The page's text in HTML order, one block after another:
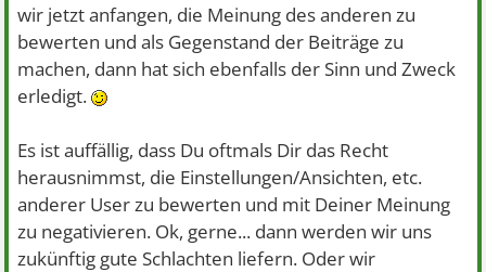
wir jetzt anfangen, die Meinung des anderen zu
bewerten und als Gegenstand der Beiträge zu
machen, dann hat sich ebenfalls der Sinn und Zweck
erledigt.
Es ist auffällig, dass Du oftmals Dir das Recht
herausnimmst, die Einstellungen/Ansichten, etc.
anderer User zu bewerten und mit Deiner Meinung
zu negativieren. Ok, gerne... dann werden wir uns
zukünftig gute Schlachten liefern. Oder wir